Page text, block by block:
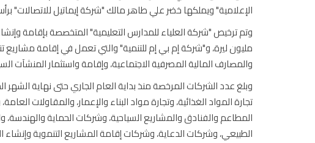
الإعلامية" ويملكها خضر علي طاهر مالك "شركة إيماتيل للاتصالات" برأسمال 25
مليون ليرة، و"شركة إم بي إم للتنمية" والتي تعمل في إقامة
والمصارف المالية المصرفية الاجتماعية، وإقامة واستثمار المنشآت السياحية
تجارة المواد الغذائية، وتجارة مواد البناء والإعمار، والمقاولات
المطاعم والفنادق والمشاريع السياحية، وشركات الحماية
الطبيعي، وشركات الدعاية، وشركات إقامة المشاريع التنموية